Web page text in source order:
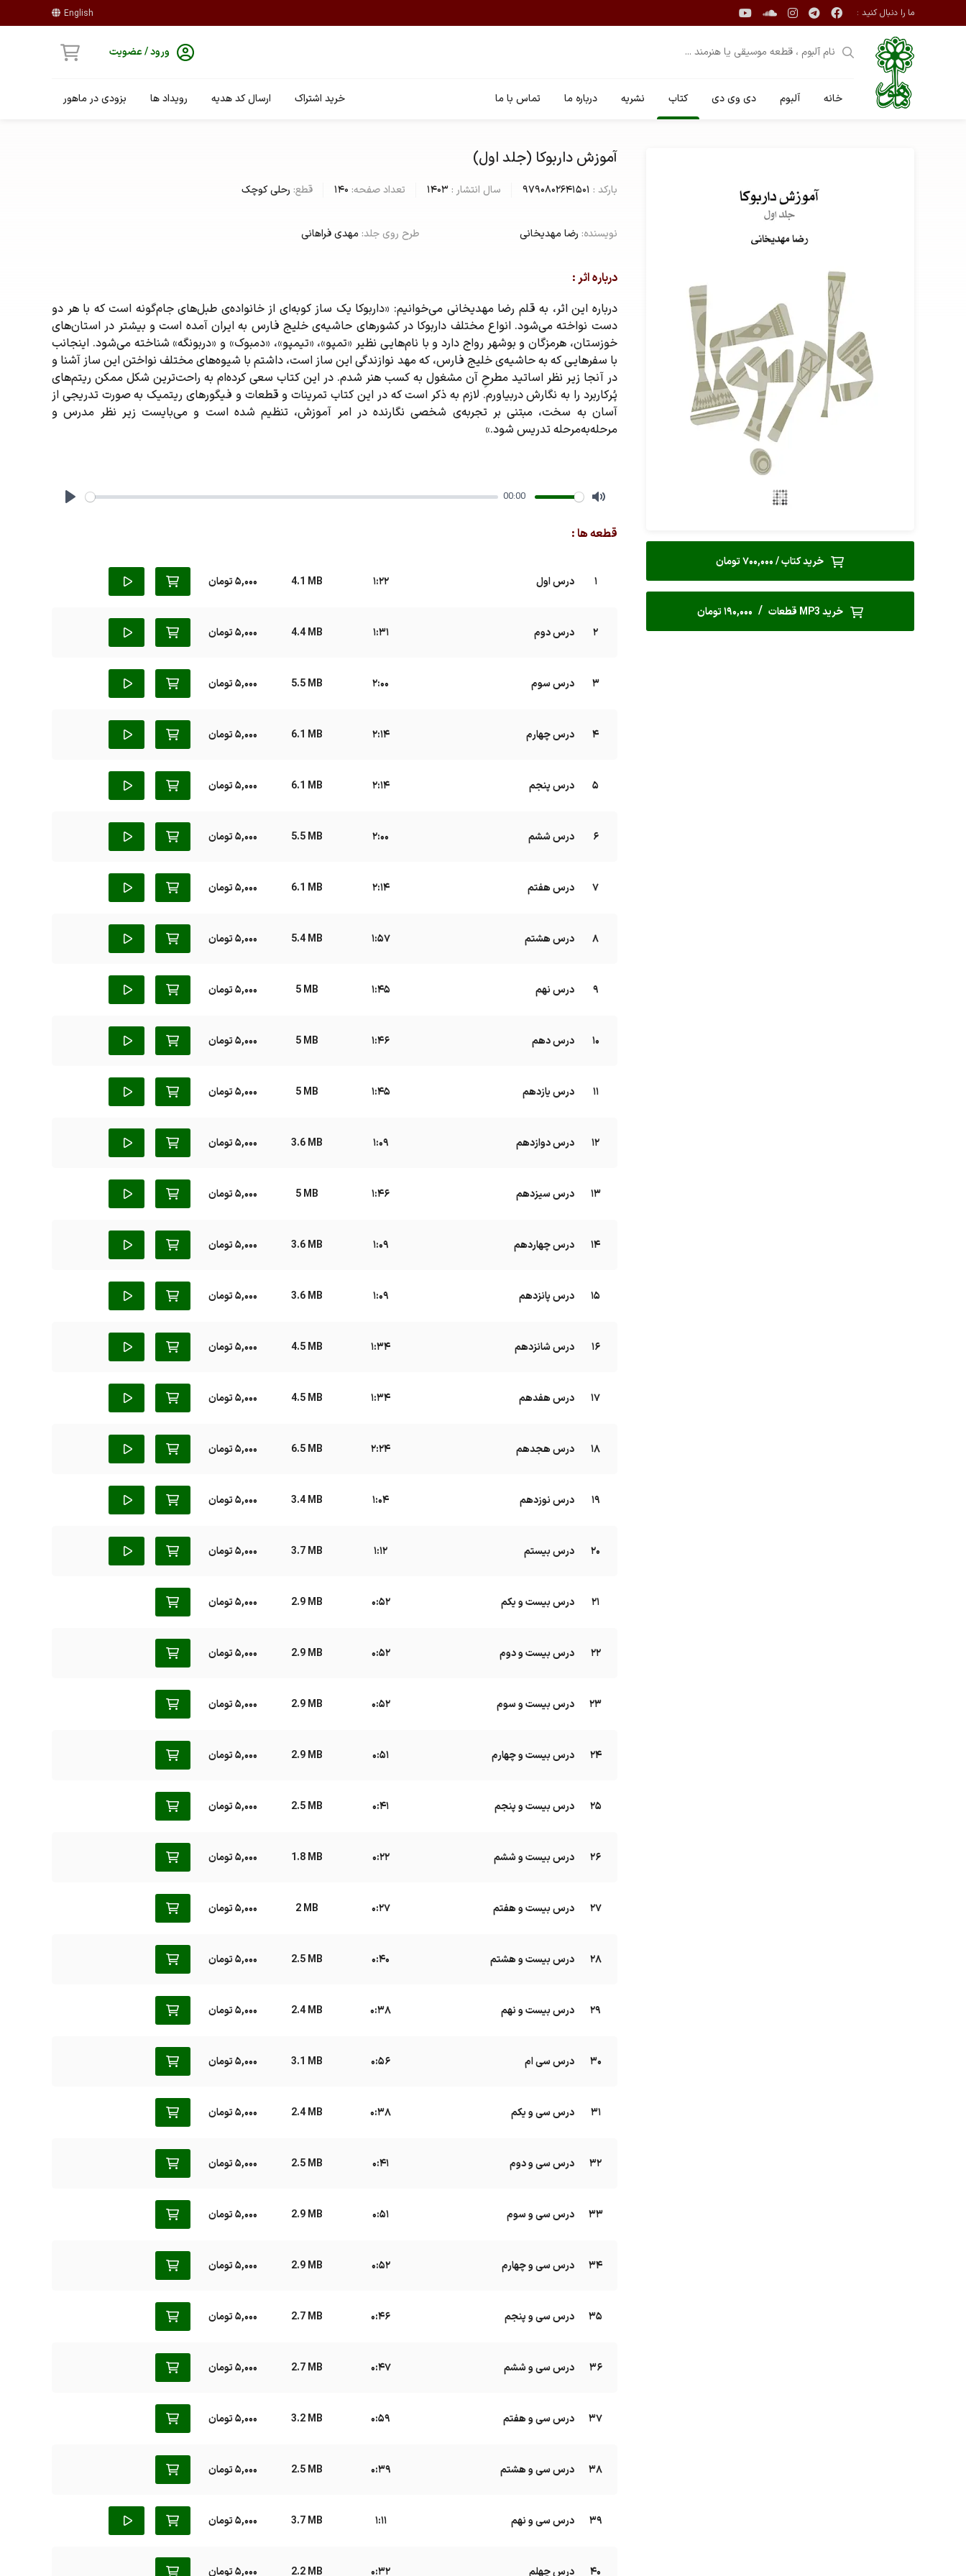
ما را دنبال کنید : English
ورود / عضویت
خانه آلبوم دی وی دی کتاب نشریه درباره ما تماس با ما خرید اشتراک ارسال کد هدیه رویداد ها بزودی در ماهور
خرید کتاب / 700,000 تومان
خرید MP3 قطعات /190,000 تومان
آموزش داربوکا (جلد اول)
بارکد : 9790802641501 سال انتشار :1403 تعداد صفحه: 140 قطع: رحلی کوچک
نویسنده: رضا مهدیخانی طرح روی جلد: مهدی فراهانی
درباره اثر :
درباره‌ این اثر، به قلم رضا مهدیخانی می‌خوانیم: «داربوکا یک ساز کوبه‌ای از خانواده‌ی طبل‌های جام‌گونه است که با هر دو
دست نواخته می‌شود. انواع مختلف داربوکا در کشورهای حاشیه‌ی خلیج‌ فارس به ایران آمده است و بیشتر در استان‌های
خوزستان، هرمزگان و بوشهر رواج دارد و با نام‌هایی نظیر «تمپو»، «تیمپو»، «دمبوک» و «دربونگه» شناخته می‌شود. اینجانب
با سفرهایی که به حاشیه‌ی خلیج فارس، که مهد نوازندگی این ساز است، داشتم با شیوه‌های مختلف نواختن این ساز آشنا و
در آنجا زیر نظر اساتید مطرحِ آن مشغول به کسب هنر شدم. در این کتاب سعی کرده‌ام به راحت‌ترین شکل ممکن ریتم‌های
پُرکاربرد را به نگارش دربیاورم. لازم به ذکر است که در این کتاب تمرینات و قطعات و فیگورهای ریتمیک به‌ صورت تدریجی از
آسان به سخت، مبتنی بر تجربه‌ی شخصی نگارنده در امر آموزش، تنظیم شده است و می‌بایست زیر نظر مدرس و
مرحله‌به‌مرحله تدریس شود.»
00:00
قطعه ها :
1 درس اول 1:22
4.1 MB 5,000 تومان
2 درس دوم 1:31
4.4 MB 5,000 تومان
3 درس سوم 2:00
5.5 MB 5,000 تومان
4 درس چهارم 2:14
6.1 MB 5,000 تومان
5 درس پنجم 2:14
6.1 MB 5,000 تومان
6 درس ششم 2:00
5.5 MB 5,000 تومان
7 درس هفتم 2:14
6.1 MB 5,000 تومان
8 درس هشتم 1:57
5.4 MB 5,000 تومان
9 درس نهم 1:45
5 MB 5,000 تومان
10 درس دهم 1:46
5 MB 5,000 تومان
11 درس یازدهم 1:45
5 MB 5,000 تومان
12 درس دوازدهم 1:09
3.6 MB 5,000 تومان
13 درس سیزدهم 1:46
5 MB 5,000 تومان
14 درس چهاردهم 1:09
3.6 MB 5,000 تومان
15 درس پانزدهم 1:09
3.6 MB 5,000 تومان
16 درس شانزدهم 1:34
4.5 MB 5,000 تومان
17 درس هفدهم 1:34
4.5 MB 5,000 تومان
18 درس هجدهم 2:24
6.5 MB 5,000 تومان
19 درس نوزدهم 1:04
3.4 MB 5,000 تومان
20 درس بیستم 1:12
3.7 MB 5,000 تومان
21 درس بیست و یکم 0:52
2.9 MB 5,000 تومان
22 درس بیست و دوم 0:52
2.9 MB 5,000 تومان
23 درس بیست و سوم 0:52
2.9 MB 5,000 تومان
24 درس بیست و چهارم 0:51
2.9 MB 5,000 تومان
25 درس بیست و پنجم 0:41
2.5 MB 5,000 تومان
26 درس بیست و ششم 0:22
1.8 MB 5,000 تومان
27 درس بیست و هفتم 0:27
2 MB 5,000 تومان
28 درس بیست و هشتم 0:40
2.5 MB 5,000 تومان
29 درس بیست و نهم 0:38
2.4 MB 5,000 تومان
30 درس سی ام 0:56
3.1 MB 5,000 تومان
31 درس سی و یکم 0:38
2.4 MB 5,000 تومان
32 درس سی و دوم 0:41
2.5 MB 5,000 تومان
33 درس سی و سوم 0:51
2.9 MB 5,000 تومان
34 درس سی و چهارم 0:52
2.9 MB 5,000 تومان
35 درس سی و پنجم 0:46
2.7 MB 5,000 تومان
36 درس سی و ششم 0:47
2.7 MB 5,000 تومان
37 درس سی و هفتم 0:59
3.2 MB 5,000 تومان
38 درس سی و هشتم 0:39
2.5 MB 5,000 تومان
39 درس سی و نهم 1:11
3.7 MB 5,000 تومان
40 درس چهلم 0:32
2.2 MB 5,000 تومان